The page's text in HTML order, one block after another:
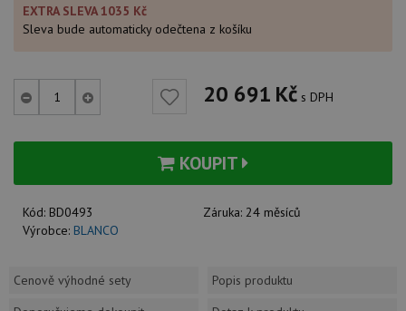
EXTRA SLEVA 1035 Kč
Sleva bude automaticky odečtena z košíku
20 691 Kč s DPH
KOUPIT
Kód: BD0493 Záruka: 24 měsíců
Výrobce: BLANCO
Cenově výhodné sety
Popis produktu